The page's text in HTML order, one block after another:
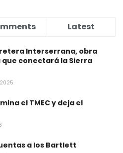
Latest
Interserrana, obra
conectará la Sierra
2025
el TMEC y deja el
a los Bartlett